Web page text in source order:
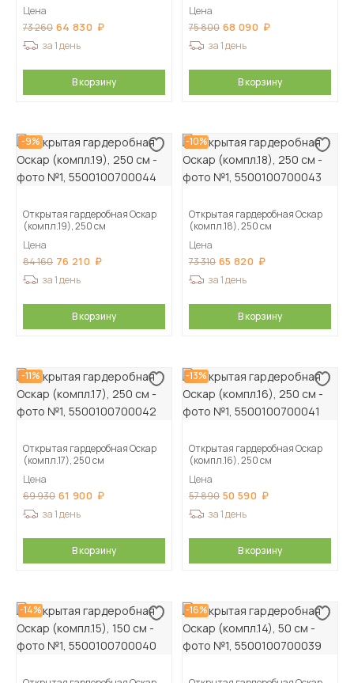
Цена
73 260 64 830
за 1 день
В корзину
Цена
75 800 68 090
за 1 день
В корзину
-9%
Открытая гардеробная Оскар
(компл.19), 250 см
Цена
84 160 76 210
за 1 день
В корзину
-10%
Открытая гардеробная Оскар
(компл.18), 250 см
Цена
73 310 65 820
за 1 день
В корзину
-11%
Открытая гардеробная Оскар
(компл.17), 250 см
Цена
69 930 61 900
за 1 день
В корзину
-13%
Открытая гардеробная Оскар
(компл.16), 250 см
Цена
57 890 50 590
за 1 день
В корзину
-14% -16%